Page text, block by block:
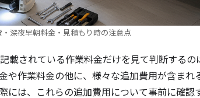
・深夜早朝料金・見積もり時の注意点
載されている作業料金だけを見て判断するの
や作業料金の他に、様々な追加費用が含まれ
には、これらの追加費用について事前に確認